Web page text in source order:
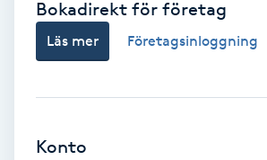
Extensions
Eyeliner-tatuering
Bokadirekt för företag
Läs mer Företagsinloggning
Konto